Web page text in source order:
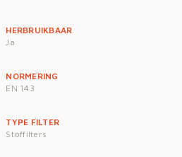
HERBRUIKBAAR
Ja
NORMERING
EN 143
TYPE FILTER
Stoffilters